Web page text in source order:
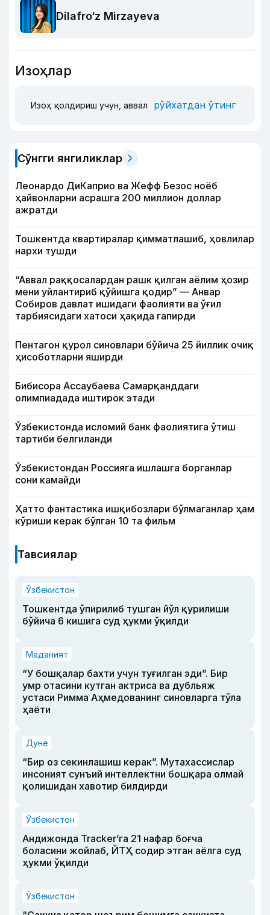
Dilafro‘z Mirzayeva
Изоҳлар
Изоҳ қолдириш учун, аввал рўйхатдан ўтинг
Сўнгги янгиликлар
Леонардо ДиКаприо ва Жефф Безос ноёб
ҳайвонларни асрашга 200 миллион доллар
ажратди
Тошкентда квартиралар қимматлашиб, ҳовлилар
нархи тушди
“Аввал раққосалардан рашк қилган аёлим ҳозир
мени уйлантириб қўйишга қодир” — Анвар
Собиров давлат ишидаги фаолияти ва ўғил
тарбиясидаги хатоси ҳақида гапирди
Пентагон қурол синовлари бўйича 25 йиллик очиқ
ҳисоботларни яширди
Бибисора Ассаубаева Самарқанддаги
олимпиадада иштирок этади
Ўзбекистонда исломий банк фаолиятига ўтиш
тартиби белгиланди
Ўзбекистондан Россияга ишлашга борганлар
сони камайди
Ҳатто фантастика ишқибозлари бўлмаганлар ҳам
кўриши керак бўлган 10 та фильм
Тавсиялар
Ўзбекистон
Тошкентда ўпирилиб тушган йўл қурилиши
бўйича 6 кишига суд ҳукми ўқилди
Маданият
“У бошқалар бахти учун туғилган эди”. Бир
умр отасини кутган актриса ва дубльяж
устаси Римма Аҳмедованинг синовларга тўла
ҳаёти
Дунё
“Бир оз секинлашиш керак”. Мутахассислар
инсоният сунъий интеллектни бошқара олмай
қолишидан хавотир билдирди
Ўзбекистон
Андижонда Tracker’га 21 нафар боғча
боласини жойлаб, ЙТҲ содир этган аёлга суд
ҳукми ўқилди
Ўзбекистон